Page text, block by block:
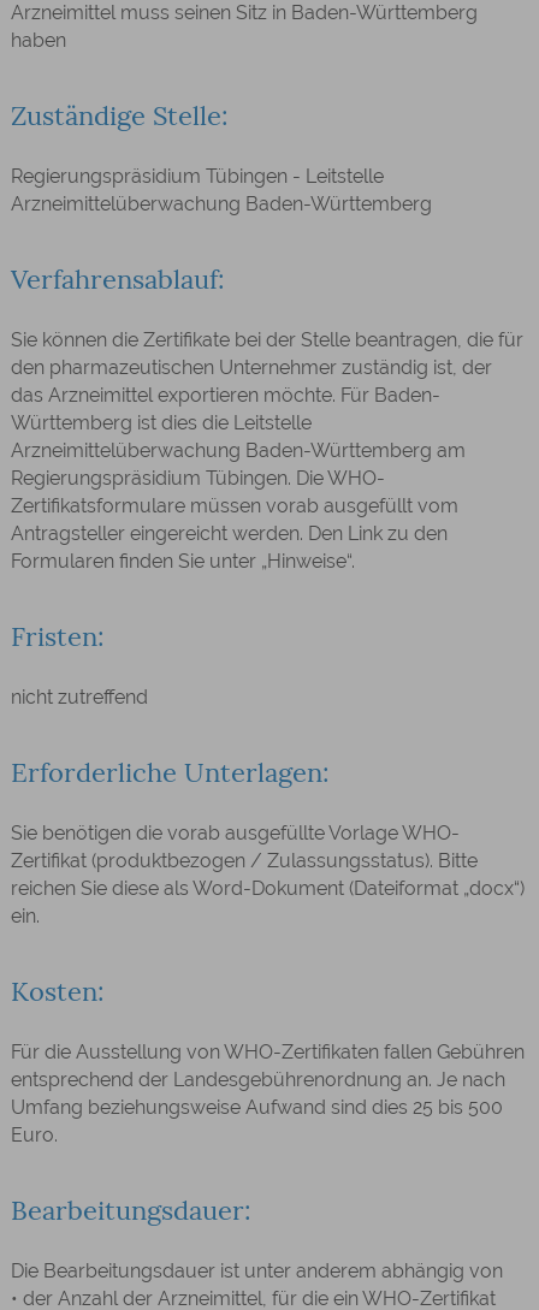
Arzneimittel muss seinen Sitz in Baden-Württemberg
haben
Zuständige Stelle:
Regierungspräsidium Tübingen - Leitstelle
Arzneimittelüberwachung Baden-Württemberg
Verfahrensablauf:
Sie können die Zertifikate bei der Stelle beantragen, die für
den pharmazeutischen Unternehmer zuständig ist, der
das Arzneimittelexportieren möchte. Für Baden-
Württemberg ist dies die Leitstelle
Arzneimittelüberwachung Baden-Württemberg am
Regierungspräsidium Tübingen. Die WHO-
Zertifikatsformulare müssen vorab ausgefüllt vom
Antragsteller eingereicht werden. Den Link zu den
Formularen finden Sie unter „Hinweise“.
Fristen:
nicht zutreffend
Erforderliche Unterlagen:
Sie benötigen die vorab ausgefüllte Vorlage WHO-
Zertifikat (produktbezogen / Zulassungsstatus). Bitte
reichen Sie diese als Word-Dokument (Dateiformat „docx“)
ein.
Kosten:
Für die Ausstellung von WHO-Zertifikaten fallen Gebühren
entsprechend der Landesgebührenordnung an. Je nach
Umfang beziehungsweise Aufwand sind dies 25 bis 500
Euro.
Bearbeitungsdauer:
Die Bearbeitungsdauer ist unter anderem abhängig von
• der Anzahl der Arzneimittel, für die ein WHO-Zertifikat